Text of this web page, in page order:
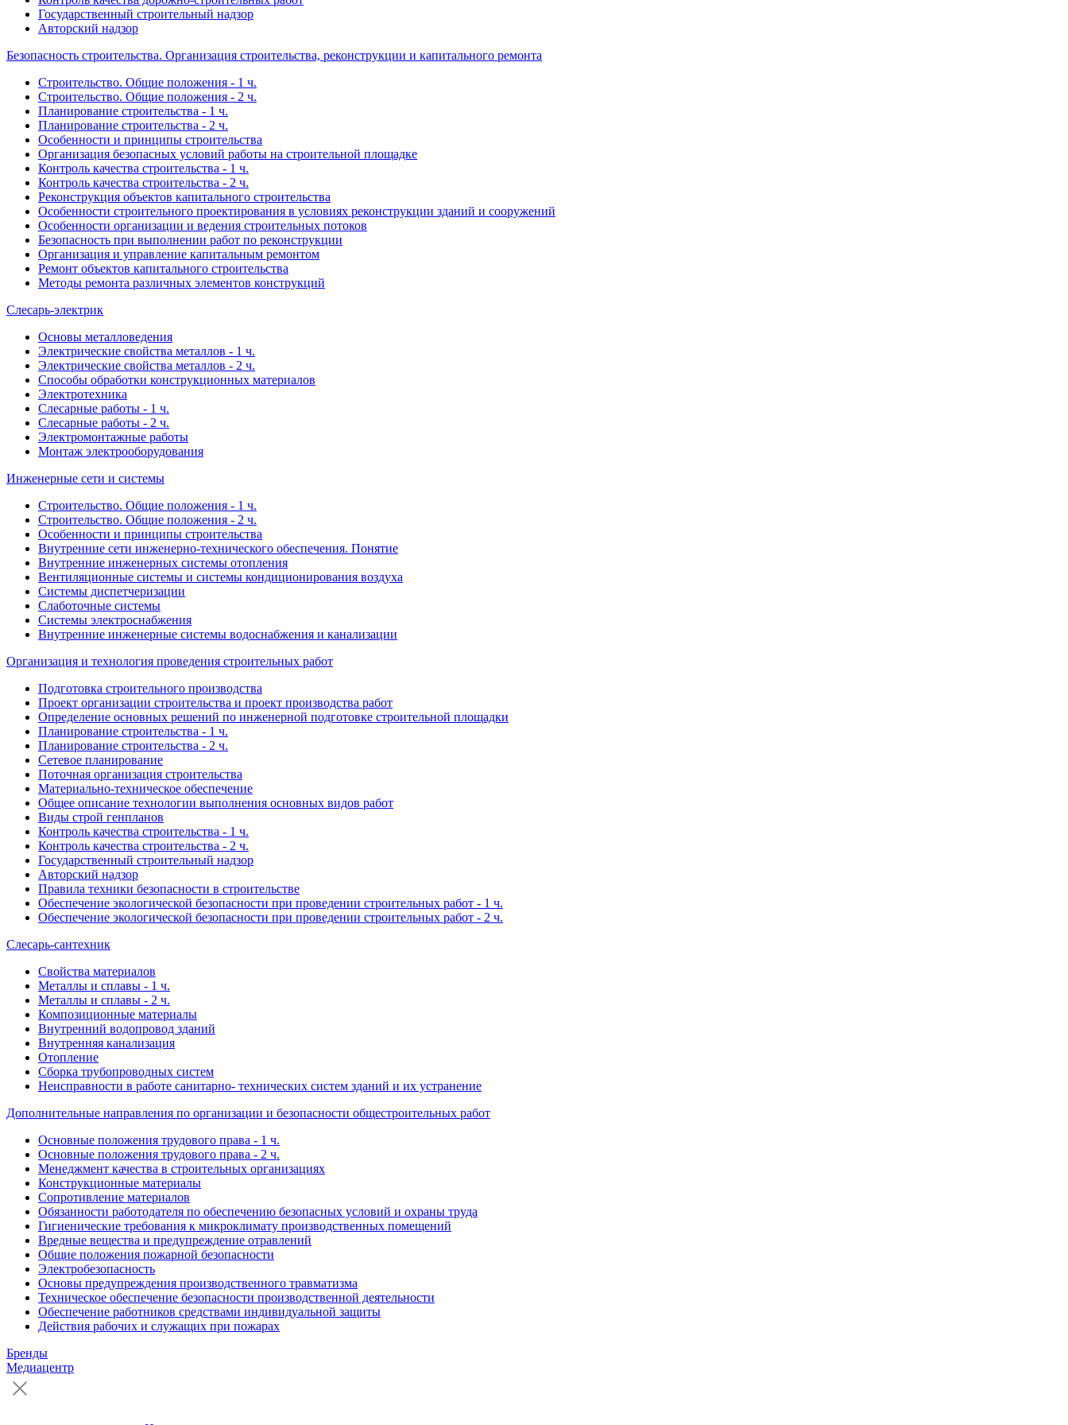
Государственный строительный надзор
Авторский надзор
Безопасность строительства. Организация строительства, реконструкции и капитального ремонта
Строительство. Общие положения - 1 ч.
Строительство. Общие положения - 2 ч.
Планирование строительства - 1 ч.
Планирование строительства - 2 ч.
Особенности и принципы строительства
Организация безопасных условий работы на строительной площадке
Контроль качества строительства - 1 ч.
Контроль качества строительства - 2 ч.
Реконструкция объектов капитального строительства
Особенности строительного проектирования в условиях реконструкции зданий и сооружений
Особенности организации и ведения строительных потоков
Безопасность при выполнении работ по реконструкции
Организация и управление капитальным ремонтом
Ремонт объектов капитального строительства
Методы ремонта различных элементов конструкций
Слесарь-электрик
Основы металловедения
Электрические свойства металлов - 1 ч.
Электрические свойства металлов - 2 ч.
Способы обработки конструкционных материалов
Электротехника
Слесарные работы - 1 ч.
Слесарные работы - 2 ч.
Электромонтажные работы
Монтаж электрооборудования
Инженерные сети и системы
Строительство. Общие положения - 1 ч.
Строительство. Общие положения - 2 ч.
Особенности и принципы строительства
Внутренние сети инженерно-технического обеспечения. Понятие
Внутренние инженерных системы отопления
Вентиляционные системы и системы кондиционирования воздуха
Системы диспетчеризации
Слаботочные системы
Системы электроснабжения
Внутренние инженерные системы водоснабжения и канализации
Организация и технология проведения строительных работ
Подготовка строительного производства
Проект организации строительства и проект производства работ
Определение основных решений по инженерной подготовке строительной площадки
Планирование строительства - 1 ч.
Планирование строительства - 2 ч.
Сетевое планирование
Поточная организация строительства
Материально-техническое обеспечение
Общее описание технологии выполнения основных видов работ
Виды строй генпланов
Контроль качества строительства - 1 ч.
Контроль качества строительства - 2 ч.
Государственный строительный надзор
Авторский надзор
Правила техники безопасности в строительстве
Обеспечение экологической безопасности при проведении строительных работ - 1 ч.
Обеспечение экологической безопасности при проведении строительных работ - 2 ч.
Слесарь-сантехник
Свойства материалов
Металлы и сплавы - 1 ч.
Металлы и сплавы - 2 ч.
Композиционные материалы
Внутренний водопровод зданий
Внутренняя канализация
Отопление
Сборка трубопроводных систем
Неисправности в работе санитарно- технических систем зданий и их устранение
Дополнительные направления по организации и безопасности общестроительных работ
Основные положения трудового права - 1 ч.
Основные положения трудового права - 2 ч.
Менеджмент качества в строительных организациях
Конструкционные материалы
Сопротивление материалов
Обязанности работодателя по обеспечению безопасных условий и охраны труда
Гигиенические требования к микроклимату производственных помещений
Вредные вещества и предупреждение отравлений
Общие положения пожарной безопасности
Электробезопасность
Основы предупреждения производственного травматизма
Техническое обеспечение безопасности производственной деятельности
Обеспечение работников средствами индивидуальной защиты
Действия рабочих и служащих при пожарах
Бренды
Медиацентр